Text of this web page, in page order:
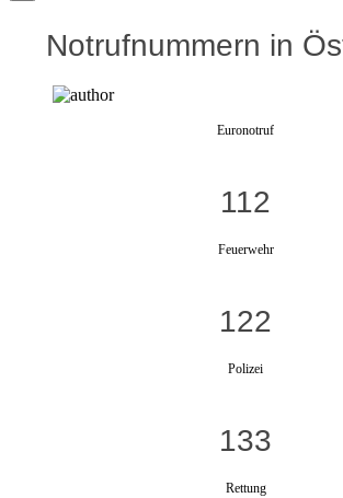
Notrufnummern in
Euronotruf
112
Feuerwehr
122
Polizei
133
Rettung